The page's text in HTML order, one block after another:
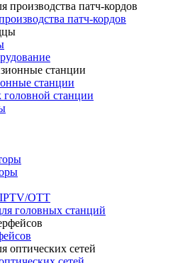
патч-кордов
станции
головной станции
OTT
головных станций